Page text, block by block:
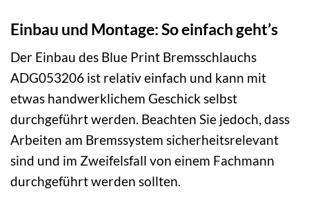
Einbau und Montage: So einfach geht’s
Der Einbau des Blue Print Bremsschlauchs
ADG053206 ist relativ einfach und kann mit
etwas handwerklichem Geschick selbst
durchgeführt werden. Beachten Sie jedoch, dass
Arbeiten am Bremssystem sicherheitsrelevant
sind und im Zweifelsfall von einem Fachmann
durchgeführt werden sollten.